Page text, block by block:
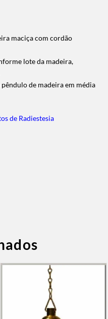
maciça com cordão
lote da madeira,
de madeira em média
de Radiestesia